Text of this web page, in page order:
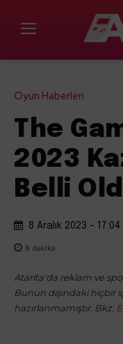
Oyun Haberleri
The
2023
Belli
8 Aralık 2023 - 17:04
8 dakika
Atarita'da reklam ve
Bunun dışındaki hiçbir
hazırlanmamıştır. Bkz: